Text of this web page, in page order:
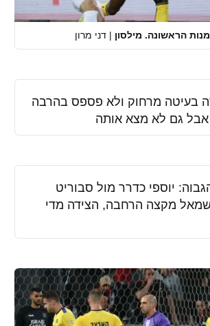
הראשונה. מילסון | דני מרון
בעיטה מרחוק ולא פספס בהרבה
גם לא מצא אותה
יוספי כדרר מול סבוריט
מקצה הרחבה, הצידה מדי